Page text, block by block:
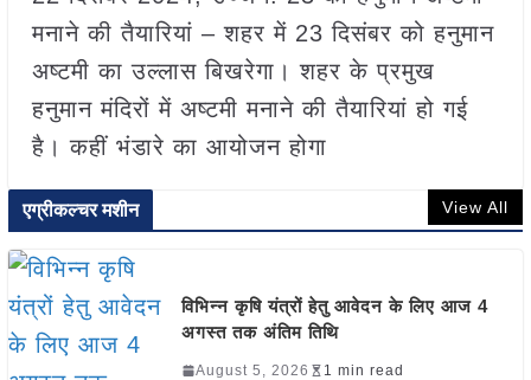
मनाने की तैयारियां – शहर में 23 दिसंबर को हनुमान
अष्टमी का उल्लास बिखरेगा। शहर के प्रमुख
हनुमान मंदिरों में अष्टमी मनाने की तैयारियां हो गई
है। कहीं भंडारे का आयोजन होगा
एग्रीकल्चर मशीन View All
विभिन्न कृषि यंत्रों हेतु आवेदन के लिए आज 4
अगस्त तक अंतिम तिथि
August 5, 2026 1 min read